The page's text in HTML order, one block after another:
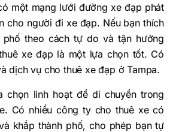
một mạng lưới đường xe đạp phát
cho người đi xe đạp. Nếu bạn thích
phố theo cách tự do và tận hưởng
xe đạp là một lựa chọn tốt. Có
dịch vụ cho thuê xe đạp ở Tampa.
chọn linh hoạt để di chuyển trong
Có nhiều công ty cho thuê xe có
khắp thành phố, cho phép bạn tự